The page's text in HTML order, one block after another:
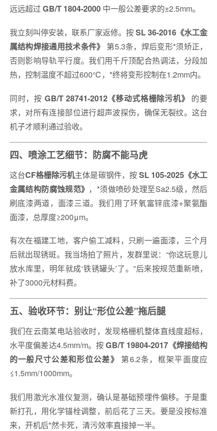
远远超过 GB/T 1804-2000中一般公差要求的±2.5mm。
我立刻叫停安装，联系厂家返修。按SL 36-2016《水工金
属结构焊接通用技术条件》
第5.3条，焊后变形*须矫正，
否则影响导轨平行度。我们用千斤顶配合热调法，分段加
热，控制温度不超过600℃，*终将变形控制在1.2mm内。
同时，按 GB/T 28741-2012《移动式格栅除污机》
的要
求，对所有连接部位进行超声波探伤，确保无裂纹。这台
机子才顺利通过验收。
四、喷涂工艺细节：防腐不能马虎
这台CF格栅除污机主体是碳钢件，按SL 105-2025《水工
金属结构防腐蚀规范》 ，*须做喷砂处理至Sa2.5级，然后
刷底漆两道，面漆三道。我们用了环氧富锌底漆+聚氨酯
面漆，总厚度≥200μm。
有次在福建工地，客户偷工减料，只刷一遍面漆，三个月
后就出现锈斑。我当场拍了照片，发群里说：“你这玩意儿
放水库里，明年就成‘铁锈罐头’了。”后来按规范重新喷，
补了3000元材料费。
五、验收环节：别让“形位公差”拖后腿
我们在云南某电站验收时，发现格栅机整体直线度超标，
水平度偏差达4.5mm/m。按GB/T 19804-2017《焊接结构
的一般尺寸公差和形位公差》
第6.2条，框架平面度应
≤1.5mm/1000mm。
我们用激光水准仪复测，确认是基础预埋件偏移。于是重
新打孔，用化学锚栓调整，前后花了三天。要是没按标准
来，开机后*然卡死，清污效率直接掉一半。